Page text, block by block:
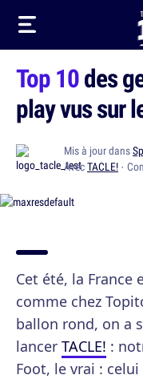
Top 10des
play vus sur
Mis à jour dans
AvecTACLE! ·
Cet été, la France
comme chez
ballon rond, on a
lancer TACLE! :
Foot, le vrai :